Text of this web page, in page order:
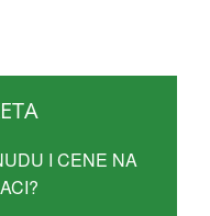
I CENE NA